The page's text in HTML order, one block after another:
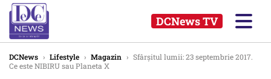
DCNews TV
DCNews › Lifestyle › Magazin › Sfârșitul lumii: 23 septembrie 2017.
Ce este NIBIRU sau Planeta X